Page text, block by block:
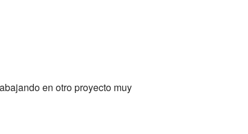
en otro proyecto muy